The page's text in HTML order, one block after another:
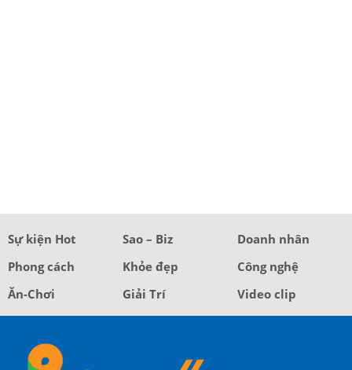
Sự kiện Hot Sao – Biz
Doanh nhân
Phong cách
Khỏe đẹp
Công nghệ
Ăn-Chơi
Giải Trí Video clip